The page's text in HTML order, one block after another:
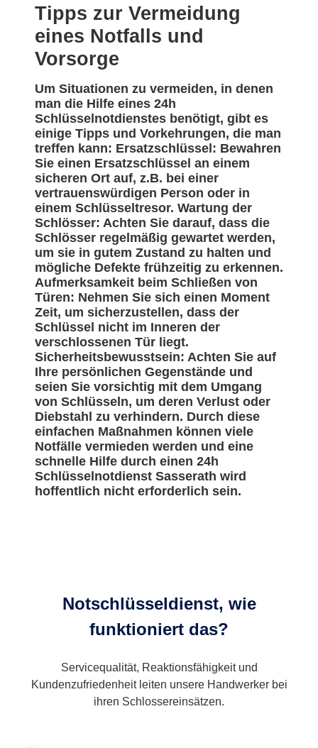
Tipps zur Vermeidung
eines Notfalls und
Vorsorge
Um Situationen zu vermeiden, in denen
man die Hilfe eines 24h
Schlüsselnotdienstes benötigt, gibt es
einige Tipps und Vorkehrungen, die man
treffen kann: Ersatzschlüssel: Bewahren
Sie einen Ersatzschlüssel an einem
sicheren Ort auf, z.B. bei einer
vertrauenswürdigen Person oder in
einem Schlüsseltresor. Wartung der
Schlösser: Achten Sie darauf, dass die
Schlösser regelmäßig gewartet werden,
um sie in gutem Zustand zu halten und
mögliche Defekte frühzeitig zu erkennen.
Aufmerksamkeit beim Schließen von
Türen: Nehmen Sie sich einen Moment
Zeit, um sicherzustellen, dass der
Schlüssel nicht im Inneren der
verschlossenen Tür liegt.
Sicherheitsbewusstsein: Achten Sie auf
Ihre persönlichen Gegenstände und
seien Sie vorsichtig mit dem Umgang
von Schlüsseln, um deren Verlust oder
Diebstahl zu verhindern. Durch diese
einfachen Maßnahmen können viele
Notfälle vermieden werden und eine
schnelle Hilfe durch einen 24h
Schlüsselnotdienst Sasserath wird
hoffentlich nicht erforderlich sein.
Notschlüsseldienst, wie
funktioniert das?
Servicequalität, Reaktionsfähigkeit und
Kundenzufriedenheit leiten unsere Handwerker bei
ihren Schlossereinsätzen.